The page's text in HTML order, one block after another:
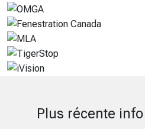
Plus récente info